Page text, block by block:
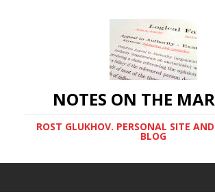
NOTES ON THE
ROST GLUKHOV. PERSONAL SITE
BLOG